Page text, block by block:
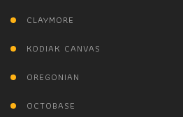
CLAYMORE
KODIAK CANVAS
OREGONIAN
OCTOBASE